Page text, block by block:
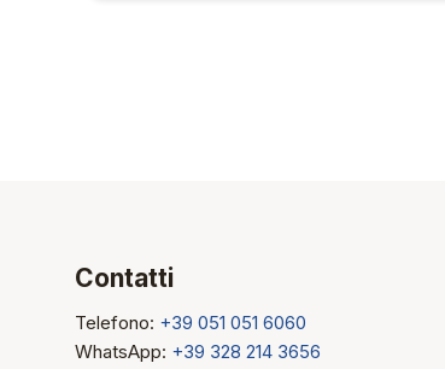
Contatti
Telefono: +39 051 051 6060
WhatsApp: +39 328 214 3656